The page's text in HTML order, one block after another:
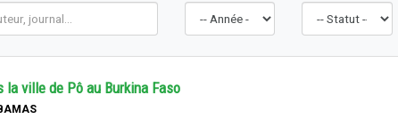
la ville de Pô au Burkina Faso